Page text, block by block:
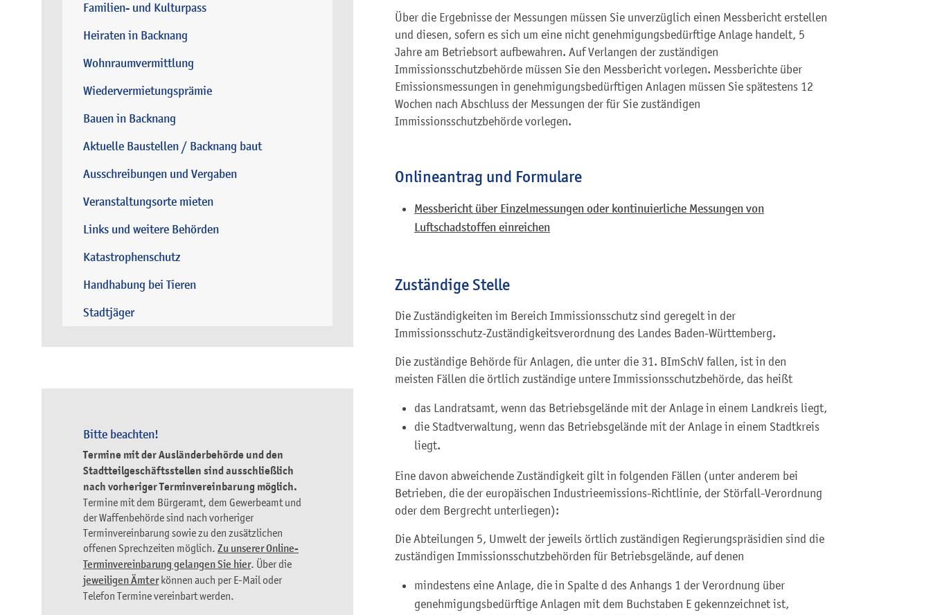
Familien- und Kulturpass
Heiraten in Backnang
Wohnraumvermittlung
Wiedervermietungsprämie
Bauen in Backnang
Aktuelle Baustellen / Backnang baut
Ausschreibungen und Vergaben
Veranstaltungsorte mieten
Links und weitere Behörden
Katastrophenschutz
Handhabung bei Tieren
Stadtjäger
Bitte beachten!
Termine mit der Ausländerbehörde und den
Stadtteilgeschäftsstellen sind ausschließlich
nach vorheriger Terminvereinbarung möglich.
Termine mit dem Bürgeramt, dem Gewerbeamt und
der Waffenbehörde sind nach vorheriger
Terminvereinbarung sowie zu den zusätzlichen
offenen Sprechzeiten möglich. Zu unserer Online-
Terminvereinbarung gelangen Sie hier. Über die
jeweiligen Ämterkönnen auch per E-Mail oder
Telefon Termine vereinbart werden.
Über die Ergebnisse der Messungen müssen Sie unverzüglich einen Messbericht erstellen
und diesen, sofern es sich um eine nicht genehmigungsbedürftige Anlage handelt, 5
Jahre am Betriebsort aufbewahren. Auf Verlangen der zuständigen
Immissionsschutzbehörde müssen Sie den Messbericht vorlegen. Messberichte über
Emissionsmessungen in genehmigungsbedürftigen Anlagen müssen Sie spätestens 12
Wochen nach Abschluss der Messungen der für Sie zuständigen
Immissionsschutzbehörde vorlegen.
Onlineantrag und Formulare
Messbericht über Einzelmessungen oder kontinuierliche Messungen von
Luftschadstoffen einreichen
Zuständige Stelle
Die Zuständigkeiten im Bereich Immissionsschutz sind geregelt in der
Immissionsschutz-Zuständigkeitsverordnung des Landes Baden-Württemberg.
Die zuständige Behörde für Anlagen, die unter die 31. BImSchV fallen, ist in den
meisten Fällen die örtlich zuständige untere Immissionsschutzbehörde, das heißt
das Landratsamt, wenn das Betriebsgelände mit der Anlage in einem Landkreis liegt,
die Stadtverwaltung, wenn das Betriebsgelände mit der Anlage in einem Stadtkreis
liegt.
Eine davon abweichende Zuständigkeit gilt in folgenden Fällen (unter anderem bei
Betrieben, die der europäischen Industrieemissions-Richtlinie, der Störfall-Verordnung
oder dem Bergrecht unterliegen):
Die Abteilungen 5, Umwelt der jeweils örtlich zuständigen Regierungspräsidien sind die
zuständigen Immissionsschutzbehörden für Betriebsgelände, auf denen
mindestens eine Anlage, die in Spalte d des Anhangs 1 der Verordnung über
genehmigungsbedürftige Anlagen mit dem Buchstaben E gekennzeichnet ist,